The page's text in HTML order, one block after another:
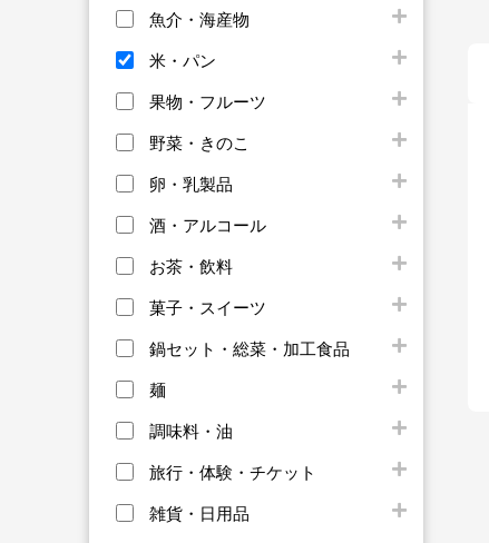
魚介・海産物
米・パン
果物・フルーツ
野菜・きのこ
卵・乳製品
酒・アルコール
お茶・飲料
菓子・スイーツ
鍋セット・総菜・加工食品
麺
調味料・油
旅行・体験・チケット
雑貨・日用品